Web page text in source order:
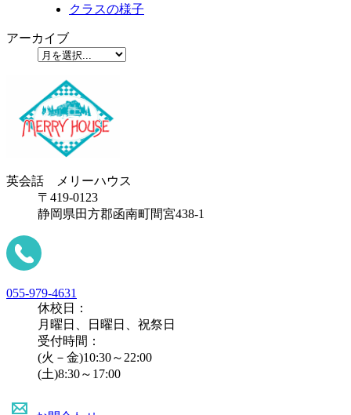
クラスの様子
アーカイブ
英会話 メリーハウス
〒419-0123
静岡県田方郡函南町間宮438-1
055-979-4631
休校日：
月曜日、日曜日、祝祭日
受付時間：
(火－金)10:30～22:00
(土)8:30～17:00